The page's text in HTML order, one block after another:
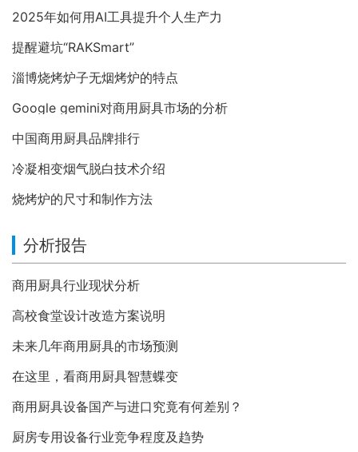
2025年如何用AI工具提升个人生产力
提醒避坑“RAKSmart”
淄博烧烤炉子无烟烤炉的特点
Google gemini对商用厨具市场的分析
中国商用厨具品牌排行
冷凝相变烟气脱白技术介绍
烧烤炉的尺寸和制作方法
分析报告
商用厨具行业现状分析
高校食堂设计改造方案说明
未来几年商用厨具的市场预测
在这里，看商用厨具智慧蝶变
商用厨具设备国产与进口究竟有何差别？
厨房专用设备行业竞争程度及趋势